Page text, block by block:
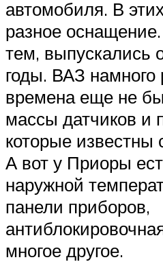
автомобиля. В
разное
тем, выпускались
годы. ВАЗ
времена еще не
массы датчиков и
которые известны
А вот у Приоры
наружной
панели приборов,
многое другое.